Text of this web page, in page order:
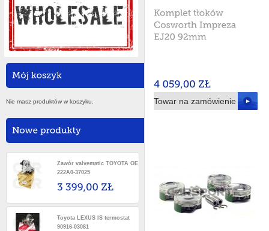
Nie masz produktów w koszyku.
Zawór valvematic TOYOTA OE
222A0-37025
Toyota LEXUS IS termostat
90916-03081
Towar na zamówienie